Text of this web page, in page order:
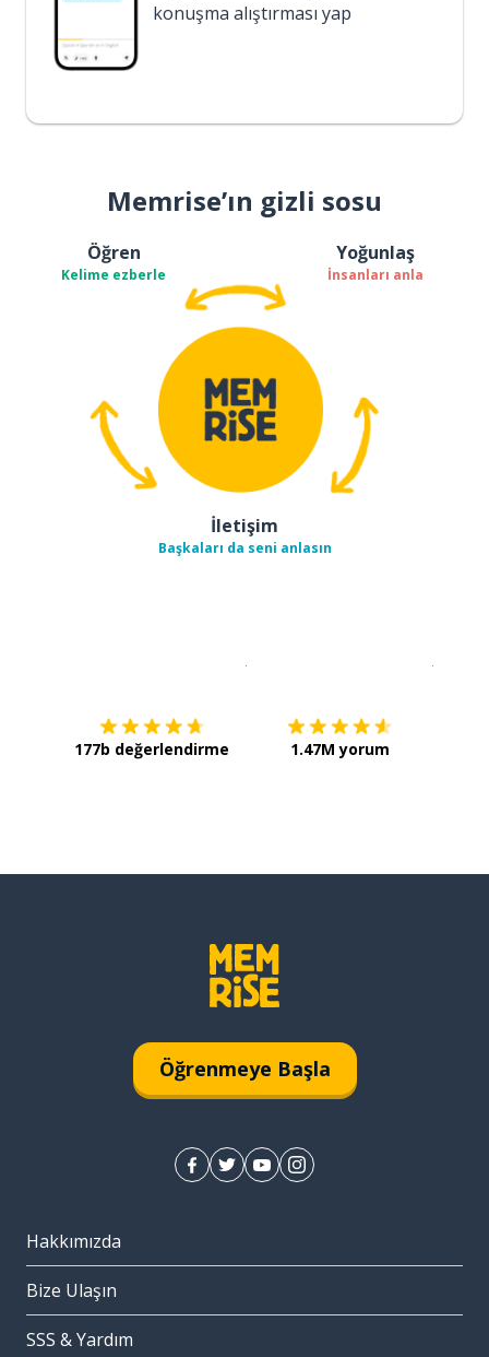
konuşma alıştırması yap
Memrise’ın gizli sosu
Öğren
Kelime ezberle
Yoğunlaş
İnsanları anla
İletişim
Başkaları da seni anlasın
177b değerlendirme 1.47M yorum
Öğrenmeye Başla
Hakkımızda
Bize Ulaşın
SSS & Yardım